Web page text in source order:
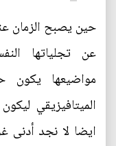
حين يصبح الزمان
عن تجلياتها
مواضيعها يكون
الميتافيزيقي
ايضا لا نجد أدنى